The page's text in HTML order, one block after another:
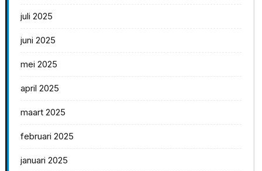
juli 2025
juni 2025
mei 2025
april 2025
maart 2025
februari 2025
januari 2025